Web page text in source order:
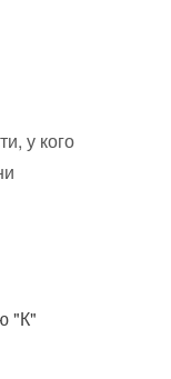
у кого
"К"